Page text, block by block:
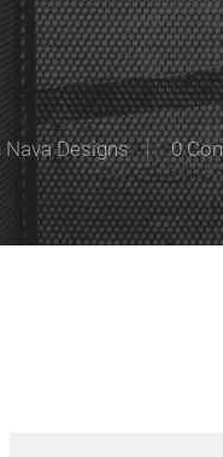
Nava Designs 0